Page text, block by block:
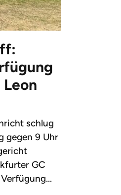
schlug
gegen 9 Uhr
GC